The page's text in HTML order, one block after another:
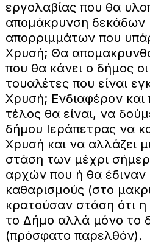
εργολαβίας που θα
απομάκρυνση δεκάδων
απορριμμάτων που
Χρυσή; Θα
που θα κάνει ο δήμος
τουαλέτες που είναι
Χρυσή; Ενδιαφέρον
τέλος θα είναι, να
δήμου Ιεράπετρας να
Χρυσή και να αλλάζει
στάση των μέχρι
αρχών που ή θα έδιναν
καθαρισμούς (στο
κρατούσαν στάση ότι
το Δήμο αλλά μόνο το
(πρόσφατο παρελθόν).